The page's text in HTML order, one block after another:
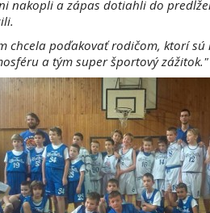
nakopli a zápas dotiahli do
chcela poďakovať rodičom, ktorí
a tým super športový zážitok."